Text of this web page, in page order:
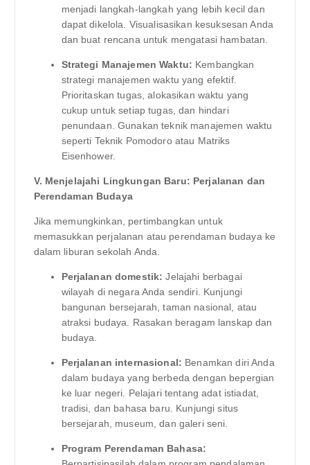
menjadi langkah-langkah yang lebih kecil dan
dapat dikelola. Visualisasikan kesuksesan Anda
dan buat rencana untuk mengatasi hambatan.
Strategi Manajemen Waktu: Kembangkan
strategi manajemen waktu yang efektif.
Prioritaskan tugas, alokasikan waktu yang
cukup untuk setiap tugas, dan hindari
penundaan. Gunakan teknik manajemen waktu
seperti Teknik Pomodoro atau Matriks
Eisenhower.
V. Menjelajahi Lingkungan Baru: Perjalanan dan
Perendaman Budaya
Jika memungkinkan, pertimbangkan untuk
memasukkan perjalanan atau perendaman budaya ke
dalam liburan sekolah Anda.
Perjalanan domestik: Jelajahi berbagai
wilayah di negara Anda sendiri. Kunjungi
bangunan bersejarah, taman nasional, atau
atraksi budaya. Rasakan beragam lanskap dan
budaya.
Perjalanan internasional: Benamkan diri Anda
dalam budaya yang berbeda dengan bepergian
ke luar negeri. Pelajari tentang adat istiadat,
tradisi, dan bahasa baru. Kunjungi situs
bersejarah, museum, dan galeri seni.
Program Perendaman Bahasa: